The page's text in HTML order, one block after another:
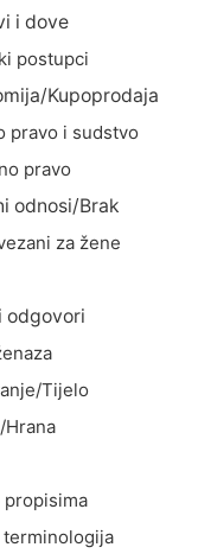
i dove
postupci
Kupoprodaja
pravo i sudstvo
pravo
odnosi/Brak
za žene
odgovori
Tijelo
Hrana
propisima
terminologija